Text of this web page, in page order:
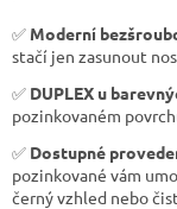
✅ Moderní
stačí jen zasunout
✅ DUPLEX u
pozinkovaném
✅ Dostupné
pozinkované vám
černý vzhled nebo